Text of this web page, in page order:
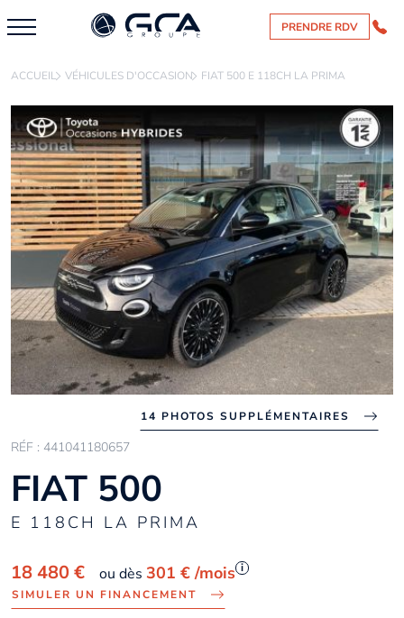
PRENDRE RDV
ACCUEIL VÉHICULES D'OCCASION FIAT 500 E 118CH LA PRIMA
14 PHOTOS SUPPLÉMENTAIRES
RÉF : 441041180657
FIAT 500
E 118CH LA PRIMA
18 480 € ou dès 301 € /mois i
SIMULER UN FINANCEMENT